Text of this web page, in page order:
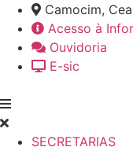
para
conteúdo
Camocim,
Acesso à
Ouvidoria
E-sic
SECRETARIAS